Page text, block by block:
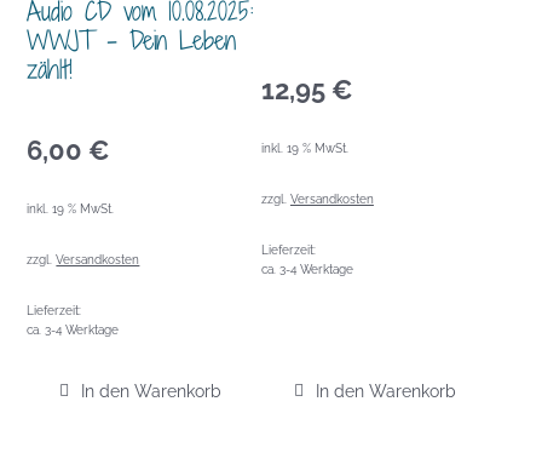
Audio CD vom 10.08.2025:
WWJT – Dein Leben
zählt!
6,00 €
inkl. 19 % MwSt.
zzgl.Versandkosten
Lieferzeit:
ca. 3-4 Werktage
In den Warenkorb
12,95 €
inkl. 19 % MwSt.
zzgl. Versandkosten
Lieferzeit:
ca. 3-4 Werktage
In den Warenkorb